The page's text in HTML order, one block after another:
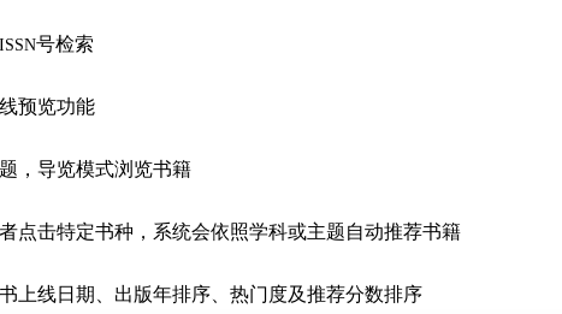
ISSN号检索
预览功能
，导览模式浏览书籍
点击特定书种，系统会依照学科或主题自动推荐书籍
上线日期、出版年排序、热门度及推荐分数排序